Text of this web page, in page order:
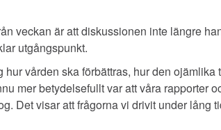
veckan är att diskussionen inte längre
utgångspunkt.
hur vården ska förbättras, hur den
mer betydelsefullt var att våra rapporter
Det visar att frågorna vi drivit under lång